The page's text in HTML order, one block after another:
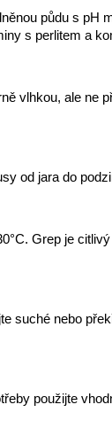
půdu s pH
s perlitem a
vlhkou, ale ne
od jara do
Grep je
suché nebo
použijte